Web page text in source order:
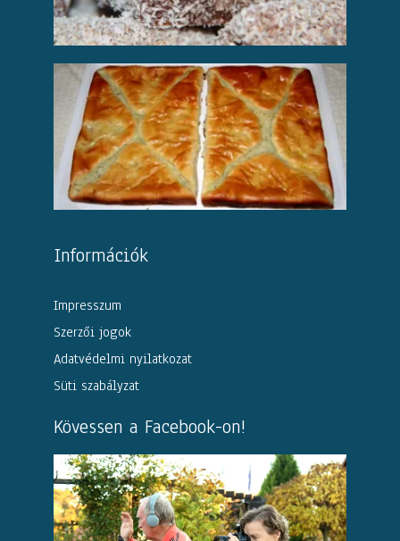
Információk
Impresszum
Szerzői jogok
Adatvédelmi nyilatkozat
Süti szabályzat
Kövessen a Facebook-on!